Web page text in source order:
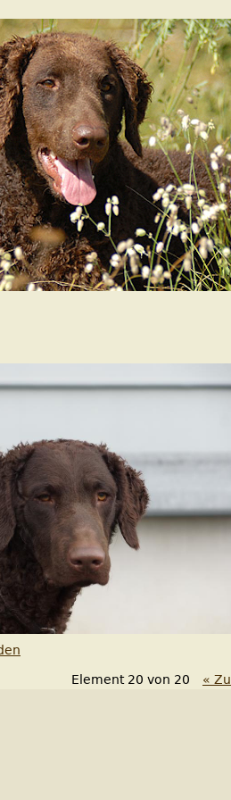
Element 20 von 20 «